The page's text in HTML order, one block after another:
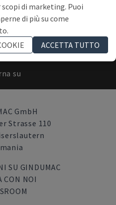
NEWSLETTER!
su
GmbH
Strasse 110
SU GINDUMAC
CON NOI
di marketing. Puoi
di più su come
ACCETTA TUTTO